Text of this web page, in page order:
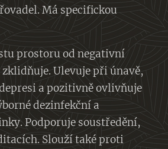
Má specifickou
prostoru od negativní
Ulevuje při únavě,
a pozitivně ovlivňuje
dezinfekční a
Podporuje soustředění,
Slouží také proti